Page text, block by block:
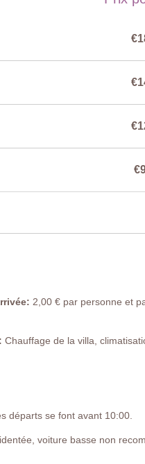
2,00 € par personne et
Chauffage de la villa,
départs se font avant 10:00.
voiture basse non